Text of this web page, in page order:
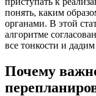
понять, каким
органами. В этой
алгоритме
все тонкости и
Почему